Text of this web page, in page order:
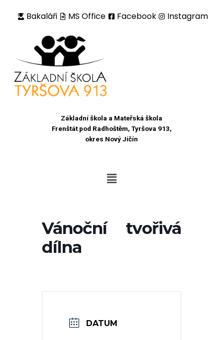
Bakaláři MS Office Facebook Instagram
Základní škola a Mateřská škola
Frenštát pod Radhoštěm, Tyršova 913,
okres Nový Jičín
Vánoční tvořivá
dílna
DATUM